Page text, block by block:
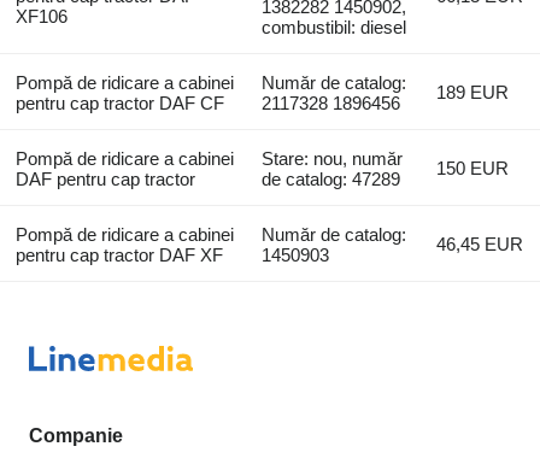
XF106
1382282 1450902,
combustibil: diesel
Pompă de ridicare a cabinei
pentru cap tractor DAF CF
Număr de catalog:
2117328 1896456
189 EUR
Pompă de ridicare a cabinei
DAF pentru cap tractor
Stare: nou, număr
de catalog: 47289
150 EUR
Pompă de ridicare a cabinei
pentru cap tractor DAF XF
Număr de catalog:
1450903
46,45 EUR
Companie